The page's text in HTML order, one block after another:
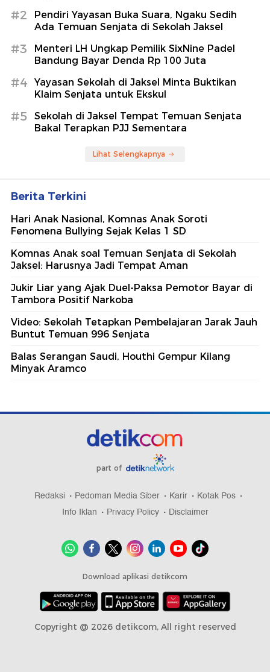
#2
Pendiri Yayasan Buka Suara, Ngaku Sedih
Ada Temuan Senjata di Sekolah Jaksel
#3
Menteri LH Ungkap Pemilik SixNine Padel
Bandung Bayar Denda Rp 100 Juta
#4
Yayasan Sekolah di Jaksel Minta Buktikan
Klaim Senjata untuk Ekskul
#5
Sekolah di Jaksel Tempat Temuan Senjata
Bakal Terapkan PJJ Sementara
Lihat Selengkapnya
Berita Terkini
Hari Anak Nasional, Komnas Anak Soroti
Fenomena Bullying Sejak Kelas 1 SD
Komnas Anak soal Temuan Senjata di Sekolah
Jaksel: Harusnya Jadi Tempat Aman
Jukir Liar yang Ajak Duel-Paksa Pemotor Bayar di
Tambora Positif Narkoba
Video: Sekolah Tetapkan Pembelajaran Jarak Jauh
Buntut Temuan 996 Senjata
Balas Serangan Saudi, Houthi Gempur Kilang
Minyak Aramco
part of
Redaksi Pedoman Media Siber Karir
Kotak Pos
Info Iklan
Privacy Policy Disclaimer
Download aplikasi detikcom
Copyright @ 2026 detikcom, All right reserved